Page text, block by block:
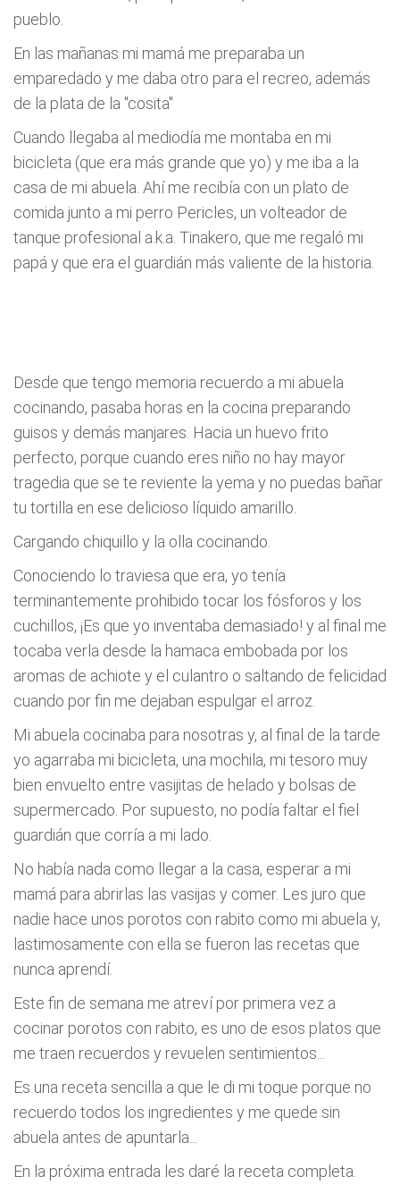
pueblo.
En las mañanas mi mamá me preparaba un
emparedado y me daba otro para el recreo, además
de la plata de la "cosita"
Cuando llegaba al mediodía me montaba en mi
bicicleta (que era más grande que yo) y me iba a la
casa de mi abuela. Ahí me recibía con un plato de
comida junto a mi perro Pericles, un volteador de
tanque profesional a.k.a. Tinakero, que me regaló mi
papá y que era el guardián más valiente de la historia.
Desde que tengo memoria recuerdo a mi abuela
cocinando, pasaba horas en la cocina preparando
guisos y demás manjares. Hacia un huevo frito
perfecto, porque cuando eres niño no hay mayor
tragedia que se te reviente la yema y no puedas bañar
tu tortilla en ese delicioso líquido amarillo.
Cargando chiquillo y la olla cocinando.
Conociendo lo traviesa que era, yo tenía
terminantemente prohibido tocar los fósforos y los
cuchillos, ¡Es que yo inventaba demasiado! y al final me
tocaba verla desde la hamaca embobada por los
aromas de achiote y el culantro o saltando de felicidad
cuando por fin me dejaban espulgar el arroz.
Mi abuela cocinaba para nosotras y, al final de la tarde
yo agarraba mi bicicleta, una mochila, mi tesoro muy
bien envuelto entre vasijitas de helado y bolsas de
supermercado. Por supuesto, no podía faltar el fiel
guardián que corría a mi lado.
No había nada como llegar a la casa, esperar a mi
mamá para abrirlas las vasijas y comer. Les juro que
nadie hace unos porotos con rabito como mi abuela y,
lastimosamente con ella se fueron las recetas que
nunca aprendí.
Este fin de semana me atreví por primera vez a
cocinar porotos con rabito, es uno de esos platos que
me traen recuerdos y revuelen sentimientos...
Es una receta sencilla a que le di mi toque porque no
recuerdo todos los ingredientes y me quede sin
abuela antes de apuntarla...
En la próxima entrada les daré la receta completa.